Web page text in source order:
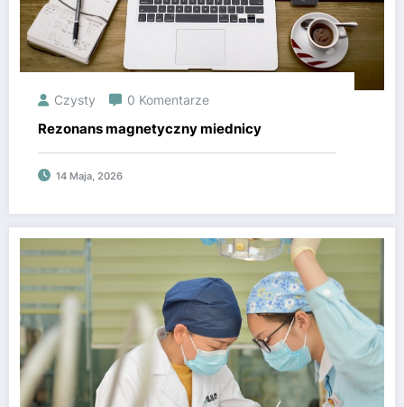
Czysty 0 Komentarze
Rezonans magnetyczny miednicy
14 Maja, 2026